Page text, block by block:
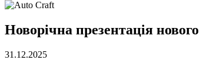
Новорічна презентація
31.12.2025